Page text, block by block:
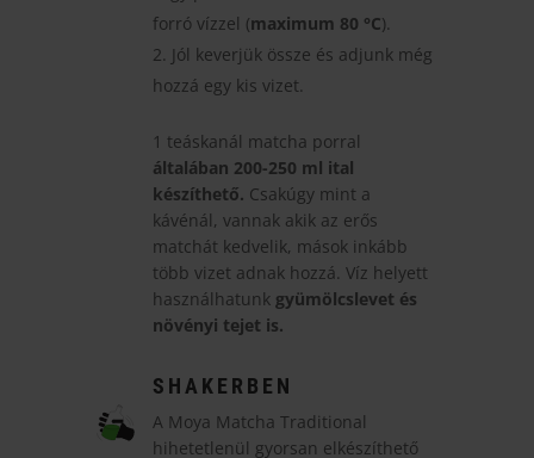
forró vízzel (maximum 80 °C).
Jól keverjük össze és adjunk még
hozzá egy kis vizet.
1 teáskanál matcha porral
általában 200-250 ml ital
készíthető. Csakúgy mint a
kávénál, vannak akik az erős
matchát kedvelik, mások inkább
több vizet adnak hozzá. Víz helyett
használhatunk gyümölcslevet és
növényi tejet is.
SHAKERBEN
A Moya Matcha Traditional
hihetetlenül gyorsan elkészíthető